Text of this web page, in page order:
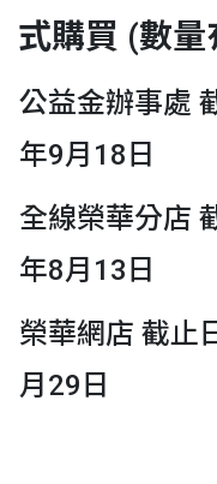
式購買 (數量
公益金辦事處
年9月
全線榮華分店
年8月13日
榮華網店 截止
月29日